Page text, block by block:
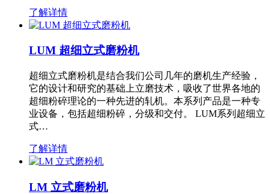
了解详情
LUM 超细立式磨粉机
超细立式磨粉机是结合我们公司几年的磨机生产经验，
它的设计和研究的基础上立磨技术，吸收了世界各地的
超细粉碎理论的一种先进的轧机。本系列产品是一种专
业设备，包括超细粉碎，分级和交付。 LUM系列超细立
式…
了解详情
LM 立式磨粉机